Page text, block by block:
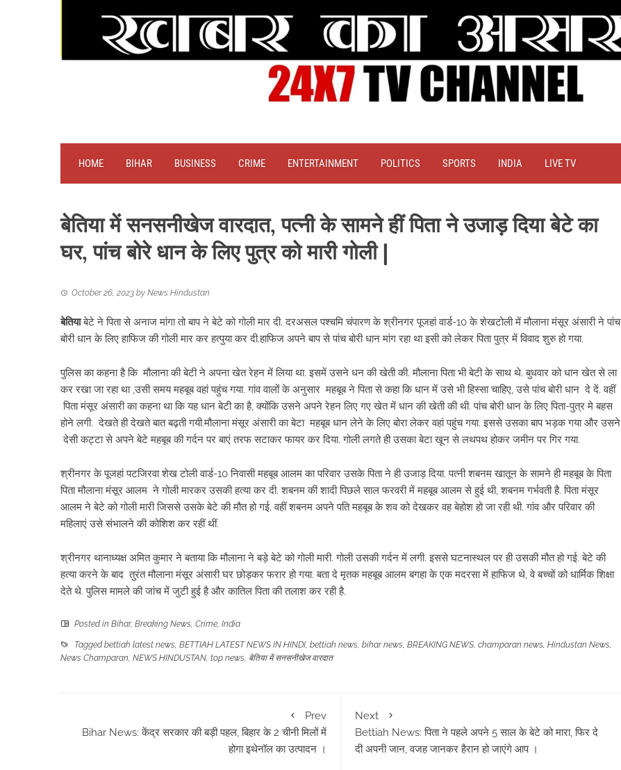
HOME BIHAR BUSINESS CRIME ENTERTAINMENT POLITICS SPORTS INDIA LIVE TV
बेतिया में सनसनीखेज वारदात, पत्नी के सामने हीं पिता ने उजाड़ दिया बेटे का
घर, पांच बोरे धान के लिए पुत्र को मारी गोली |
October 26, 2023 by News Hindustan
बेतियाबेटे ने पिता से अनाज मांगा तो बाप ने बेटे को गोली मार दी. दरअसल पश्चमि चंपारण के श्रीनगर पूजहां वार्ड-10 के शेखटोली में मौलाना मंसूर अंसारी ने पांच
बोरी धान के लिए हाफिज की गोली मार कर हत्पुया कर दी.हाफिज अपने बाप से पांच बोरी धान मांग रहा था इसी को लेकर पिता पुत्र में विवाद शुरु हो गया.
पुलिस का कहना है कि मौलाना की बेटी ने अपना खेत रेहन में लिया था. इसमें उसने धन की खेती की. मौलाना पिता भी बेटी के साथ थे. बुधवार को धान खेत से ला
कर रखा जा रहा था ,उसी समय महबूब वहां पहुंच गया. गांव वालों के अनुसार महबूब ने पिता से कहा कि धान में उसे भी हिस्सा चाहिए, उसे पांच बोरी धान दे दें. वहीं
पिता मंसूर अंसारी का कहना था कि यह धान बेटी का है, क्योंकि उसने अपने रेहन लिए गए खेत में धान की खेती की थी. पांच बोरी धान के लिए पिता-पुत्र मे बहस
होने लगी. देखते ही देखते बात बढ़ती गयी.मौलाना मंसूर अंसारी का बेटा महबूब धान लेने के लिए बोरा लेकर वहां पहुंच गया. इससे उसका बाप भड़क गया और उसने
देसी कट्टा से अपने बेटे महबूब की गर्दन पर बाएं तरफ सटाकर फायर कर दिया. गोली लगते ही उसका बेटा खून से लथपथ होकर जमीन पर गिर गया.
श्रीनगर के पूजहां पटजिरवा शेख टोली वार्ड-10 निवासी महबूब आलम का परिवार उसके पिता ने ही उजाड़ दिया. पत्नी शबनम खातून के सामने ही महबूब के पिता
पिता मौलाना मंसूर आलम ने गोली मारकर उसकी हत्या कर दी. शबनम की शादी पिछले साल फरवरी में महबूब आलम से हुई थी, शबनम गर्भवती है. पिता मंसूर
आलम ने बेटे को गोली मारी जिससे उसके बेटे की मौत हो गई. वहीं शबनम अपने पति महबूब के शव को देखकर वह बेहोश हो जा रही थी. गांव और परिवार की
महिलाएं उसे संभालने की कोशिश कर रहीं थीं.
श्रीनगर थानाध्यक्ष अमित कुमार ने बताया कि मौलाना ने बड़े बेटे को गोली मारी. गोली उसकी गर्दन में लगी. इससे घटनास्थल पर ही उसकी मौत हो गई. बेटे की
हत्या करने के बाद तुरंत मौलाना मंसूर अंसारी घर छोड़कर फरार हो गया. बता दे मृतक महबूब आलम बगहा के एक मदरसा में हाफिज थे, वे बच्चों को धार्मिक शिक्षा
देते थे. पुलिस मामले की जांच में जुटी हुई है और कातिल पिता की तलाश कर रही है.
Posted in Bihar, Breaking News, Crime, India
Taggedbettiah latest news, BETTIAH LATEST NEWS IN HINDI, bettiah news, bihar news, BREAKING NEWS, champaran news, Hindustan News,
News Champaran, NEWS HINDUSTAN, top news, बेतिया में सनसनीखेज वारदात
Prev
Bihar News: केंद्र सरकार की बड़ी पहल, बिहार के 2 चीनी मिलों में
होगा इथेनॉल का उत्पादन ।
Next
Bettiah News: पिता ने पहले अपने 5 साल के बेटे को मारा, फिर दे
दी अपनी जान, वजह जानकर हैरान हो जाएंगे आप ।